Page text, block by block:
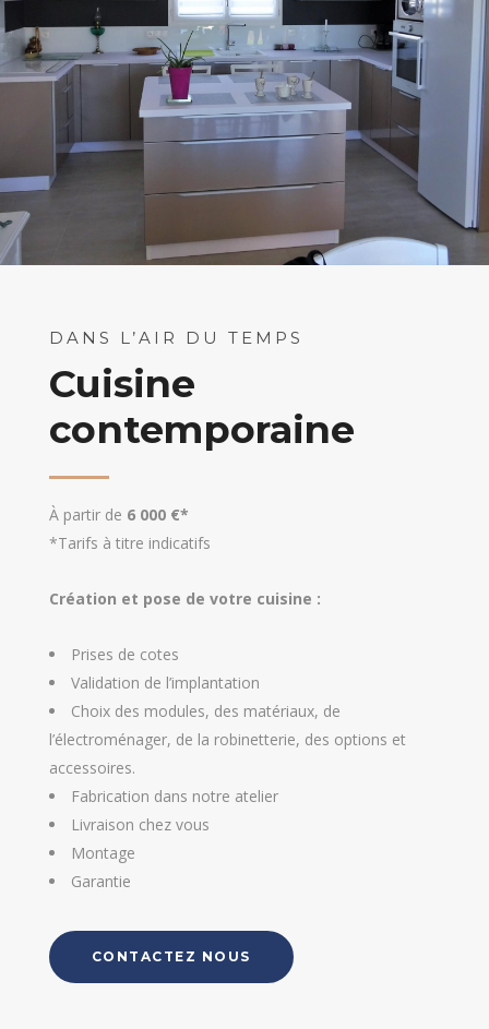
DANS L’AIR DU TEMPS
Cuisine
contemporaine
À partir de 6 000 €*
*Tarifs à titre indicatifs
Création et pose de votre cuisine :
Prises de cotes
Validation de l’implantation
Choix des modules, des matériaux, de
l’électroménager, de la robinetterie, des options et
accessoires.
Fabrication dans notre atelier
Livraison chez vous
Montage
Garantie
CONTACTEZ NOUS